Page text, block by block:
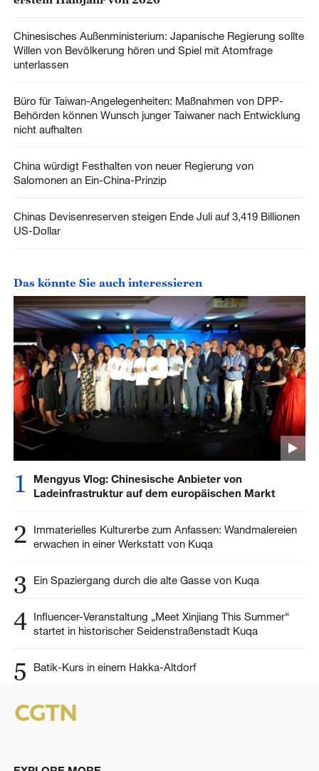
Chinesisches Außenministerium: Japanische Regierung sollte
Willen von Bevölkerung hören und Spiel mit Atomfrage
unterlassen
Büro für Taiwan-Angelegenheiten: Maßnahmen von DPP-
Behörden können Wunsch junger Taiwaner nach Entwicklung
nicht aufhalten
China würdigt Festhalten von neuer Regierung von
Salomonen an Ein-China-Prinzip
Chinas Devisenreserven steigen Ende Juli auf 3,419 Billionen
US-Dollar
Das könnte Sie auch interessieren
1
Mengyus Vlog: Chinesische Anbieter von
Ladeinfrastruktur auf dem europäischen Markt
2
Immaterielles Kulturerbe zum Anfassen: Wandmalereien
erwachen in einer Werkstatt von Kuqa
3 Ein Spaziergang durch die alte Gasse von Kuqa
4 Influencer-Veranstaltung „Meet Xinjiang This Summer“
startet in historischer Seidenstraßenstadt Kuqa
5 Batik-Kurs in einem Hakka-Altdorf